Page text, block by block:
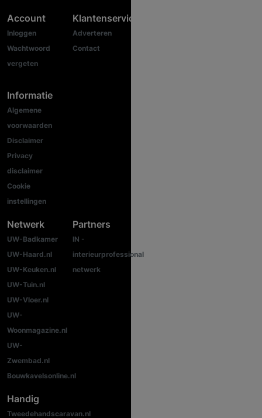
Account
Inloggen
Wachtwoord
vergeten
Informatie
Algemene
voorwaarden
Disclaimer
Privacy
disclaimer
Cookie
instellingen
Klantenservice
Adverteren
Contact
Netwerk
UW-Badkamer
UW-Haard.nl
UW-Keuken.nl
UW-Tuin.nl
UW-Vloer.nl
UW-
Woonmagazine.nl
UW-
Zwembad.nl
Bouwkavelsonline.nl
Partners
IN -
interieurprofessional
netwerk
Handig
Tweedehandscaravan.nl